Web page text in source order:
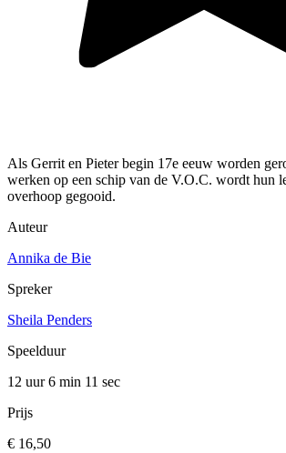
Als Gerrit en Pieter begin 17e eeuw worden
werken op een schip van de V.O.C. wordt hun
overhoop gegooid.
Auteur
Annika de Bie
Spreker
Sheila Penders
Speelduur
12 uur 6 min 11 sec
Prijs
€ 16,50